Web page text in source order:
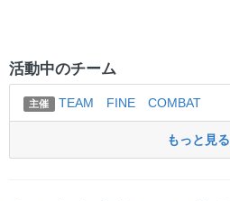
活動中のチーム
主催 TEAM FINE COMBAT
もっと見る